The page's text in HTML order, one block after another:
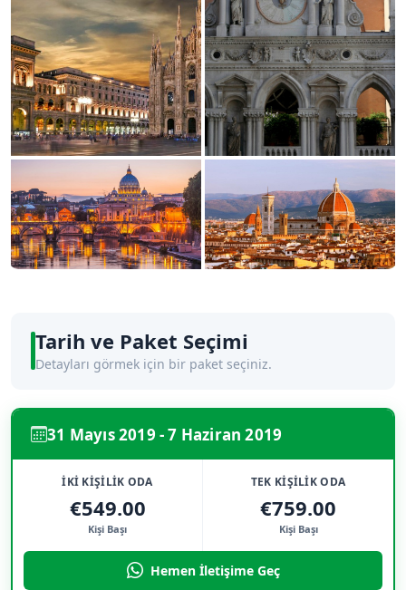
Tarih ve Paket Seçimi
Detayları görmek için bir paket seçiniz.
31 Mayıs 2019 - 7 Haziran 2019
İKİ KİŞİLİK ODA
€549.00
Kişi Başı
TEK KİŞİLİK ODA
€759.00
Kişi Başı
Hemen İletişime Geç